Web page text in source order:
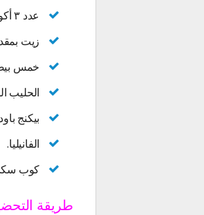
عدد ٣ أكواب وربع من الدقيق.
زيت
خمس
الحليب
بيكنج
الفانيليا.
كوب
طريقة